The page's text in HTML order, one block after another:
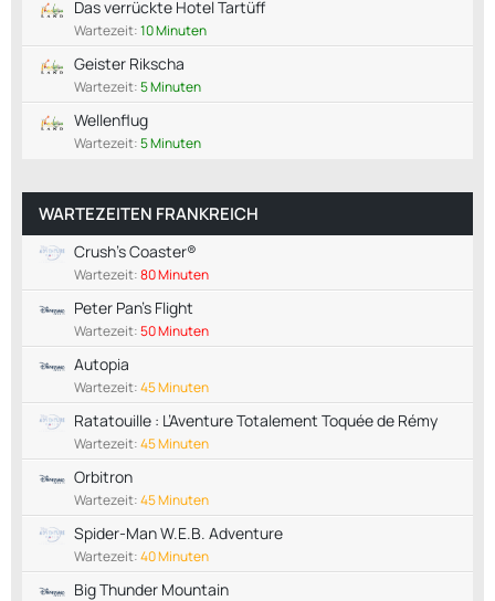
Das verrückte Hotel Tartüff
Wartezeit:10 Minuten
Geister Rikscha
Wartezeit:5 Minuten
Wellenflug
Wartezeit:5 Minuten
WARTEZEITEN FRANKREICH
Crush's Coaster®
Wartezeit:80 Minuten
Peter Pan's Flight
Wartezeit:50 Minuten
Autopia
Wartezeit:45 Minuten
Ratatouille : L’Aventure Totalement Toquée de Rémy
Wartezeit:45 Minuten
Orbitron
Wartezeit:45 Minuten
Spider-Man W.E.B. Adventure
Wartezeit:40 Minuten
Big Thunder Mountain